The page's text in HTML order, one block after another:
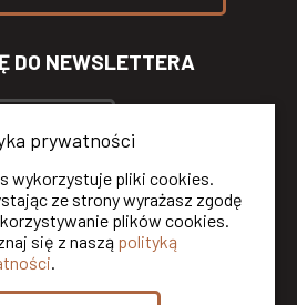
DO NEWSLETTERA
Prywatnościoraz wyrażam
informacji handlowych
od ALKOLABS SP. Z O.O.*
prywatności
wykorzystuje pliki cookies.
ze strony wyrażasz zgodę
plików cookies.
się z naszą polityką
.